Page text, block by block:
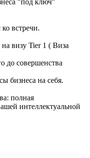
встречи.
визу Tier 1 ( Виза
до совершенства
бизнеса на себя.
полная
интеллектуальной